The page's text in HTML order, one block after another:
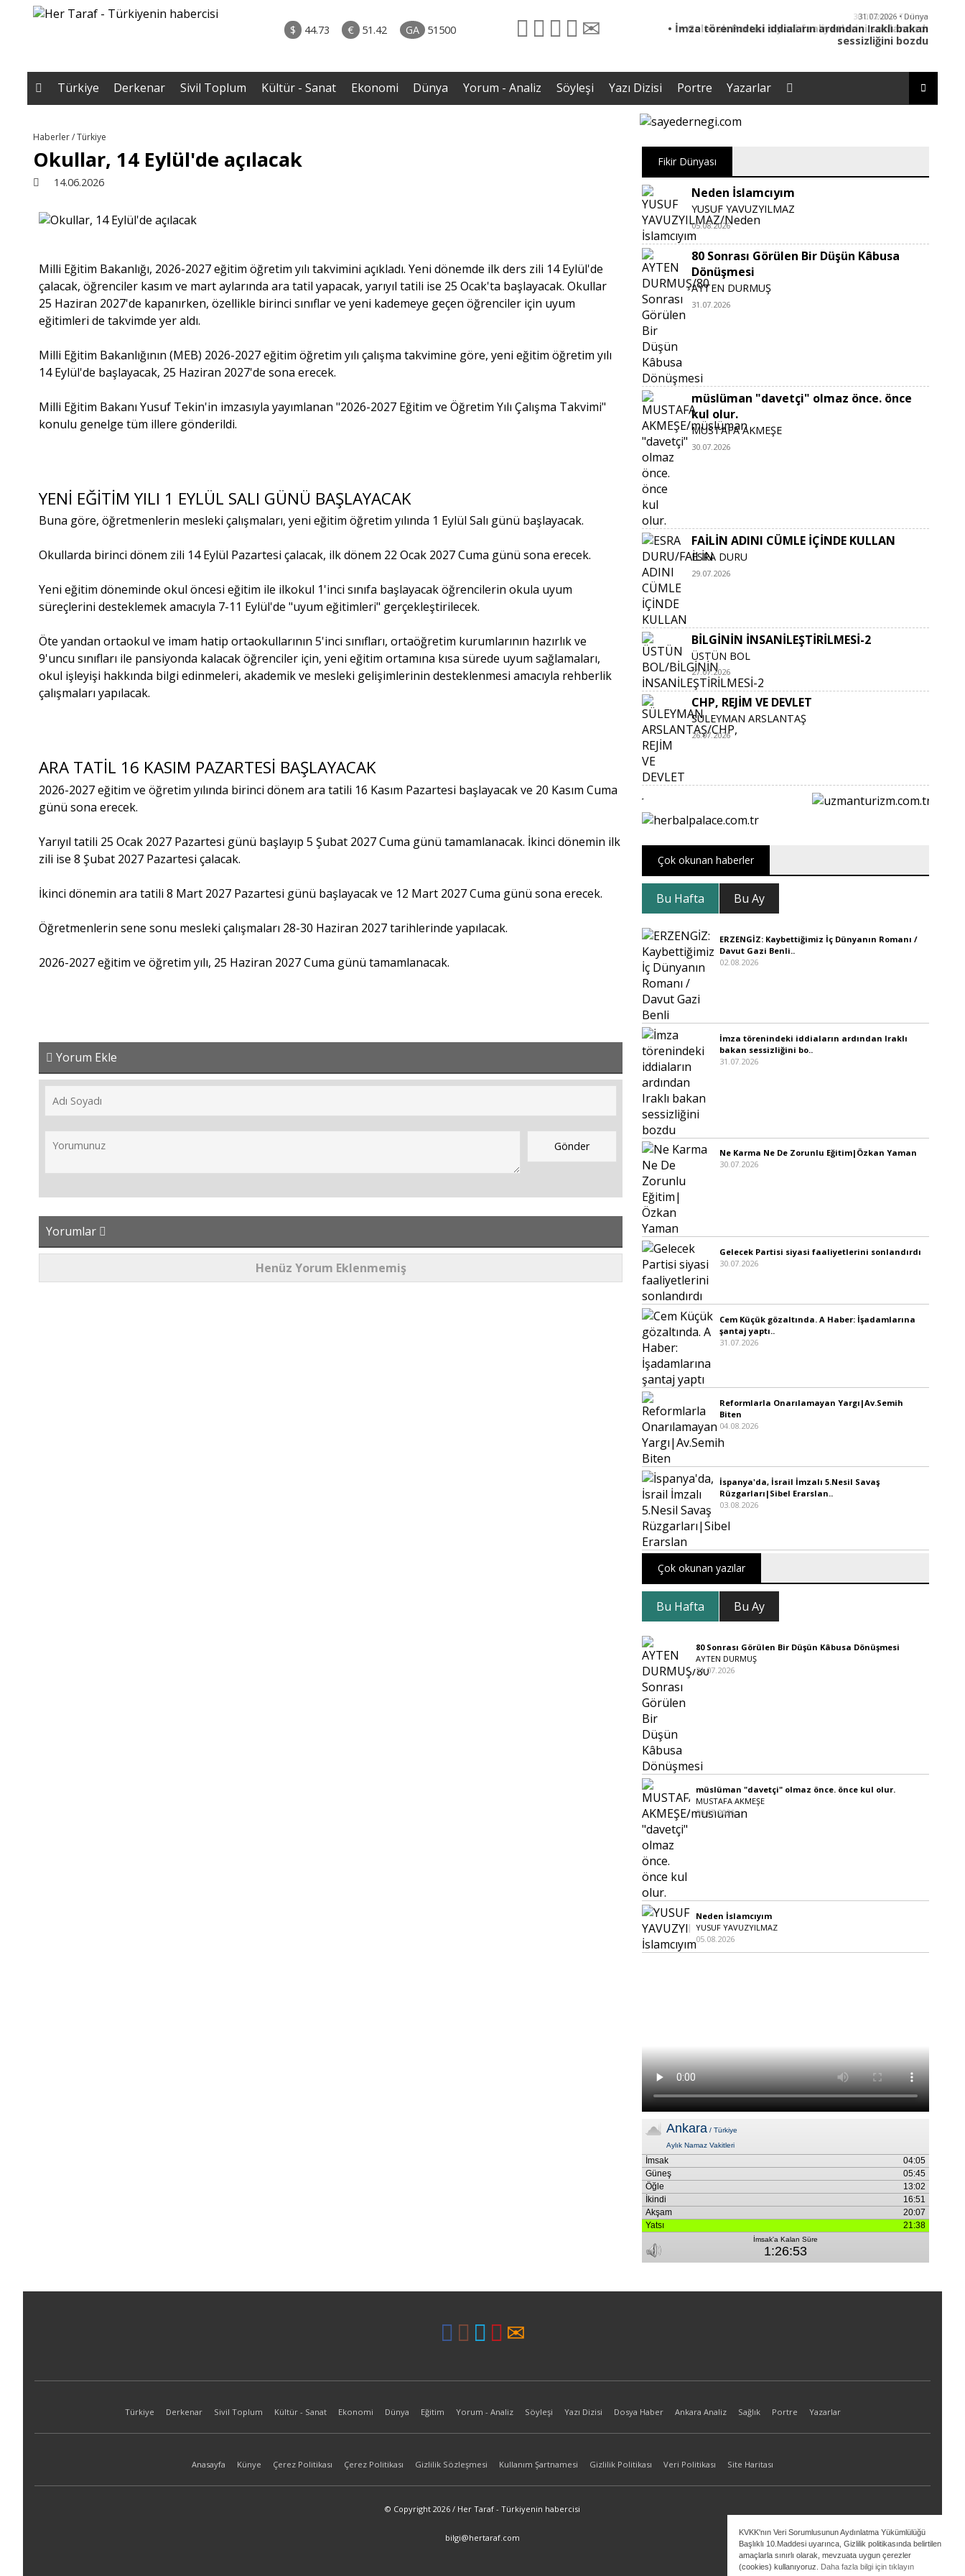
KVKK'nın Veri Sorumlusunun Aydınlatma Yükümlülüğü
Başlıklı 10.Maddesi uyarınca, Gizlilik politikasında belirtilen
amaçlarla sınırlı olarak, mevzuata uygun çerezler
(cookies) kullanıyoruz. Daha fazla bilgi için tıklayın
$ 44.73 € 51.42 GA 51500
- Analiz
• ERZENGİZ: Kaybettiğimiz İç Dünyanın Romanı / Davut
Gazi Benli
• İmza törenindeki iddiaların ardından Iraklı bakan
sessizliğini bozdu
30.07.2026 • Türkiye
• Gelecek Partisi siyasi faaliyetlerini sonlandırdı
Türkiye Derkenar Sivil Toplum Kültür - Sanat Ekonomi Dünya Yorum - Analiz Söyleşi Yazı Dizisi Portre Yazarlar
Haberler / Türkiye
Okullar, 14 Eylül'de açılacak
14.06.2026
Milli Eğitim Bakanlığı, 2026-2027 eğitim öğretim yılı takvimini açıkladı. Yeni dönemde ilk ders zili 14 Eylül'de
çalacak, öğrenciler kasım ve mart aylarında ara tatil yapacak, yarıyıl tatili ise 25 Ocak'ta başlayacak. Okullar
25 Haziran 2027'de kapanırken, özellikle birinci sınıflar ve yeni kademeye geçen öğrenciler için uyum
eğitimleri de takvimde yer aldı.
Milli Eğitim Bakanlığının (MEB) 2026-2027 eğitim öğretim yılı çalışma takvimine göre, yeni eğitim öğretim yılı
14 Eylül'de başlayacak, 25 Haziran 2027'de sona erecek.
Milli Eğitim Bakanı Yusuf Tekin'in imzasıyla yayımlanan "2026-2027 Eğitim ve Öğretim Yılı Çalışma Takvimi"
konulu genelge tüm illere gönderildi.
YENİ EĞİTİM YILI 1 EYLÜL SALI GÜNÜ BAŞLAYACAK
Buna göre, öğretmenlerin mesleki çalışmaları, yeni eğitim öğretim yılında 1 Eylül Salı günü başlayacak.
Okullarda birinci dönem zili 14 Eylül Pazartesi çalacak, ilk dönem 22 Ocak 2027 Cuma günü sona erecek.
Yeni eğitim döneminde okul öncesi eğitim ile ilkokul 1'inci sınıfa başlayacak öğrencilerin okula uyum
süreçlerini desteklemek amacıyla 7-11 Eylül'de "uyum eğitimleri" gerçekleştirilecek.
Öte yandan ortaokul ve imam hatip ortaokullarının 5'inci sınıfları, ortaöğretim kurumlarının hazırlık ve
9'uncu sınıfları ile pansiyonda kalacak öğrenciler için, yeni eğitim ortamına kısa sürede uyum sağlamaları,
okul işleyişi hakkında bilgi edinmeleri, akademik ve mesleki gelişimlerinin desteklenmesi amacıyla rehberlik
çalışmaları yapılacak.
ARA TATİL 16 KASIM PAZARTESİ BAŞLAYACAK
2026-2027 eğitim ve öğretim yılında birinci dönem ara tatili 16 Kasım Pazartesi başlayacak ve 20 Kasım Cuma
günü sona erecek.
Yarıyıl tatili 25 Ocak 2027 Pazartesi günü başlayıp 5 Şubat 2027 Cuma günü tamamlanacak. İkinci dönemin ilk
zili ise 8 Şubat 2027 Pazartesi çalacak.
İkinci dönemin ara tatili 8 Mart 2027 Pazartesi günü başlayacak ve 12 Mart 2027 Cuma günü sona erecek.
Öğretmenlerin sene sonu mesleki çalışmaları 28-30 Haziran 2027 tarihlerinde yapılacak.
2026-2027 eğitim ve öğretim yılı, 25 Haziran 2027 Cuma günü tamamlanacak.
Yorum Ekle
Yorumlar
Henüz Yorum Eklenmemiş
Fikir Dünyası
Neden İslamcıyım
YUSUF YAVUZYILMAZ
05.08.2026
80 Sonrası Görülen Bir Düşün Kâbusa
Dönüşmesi
AYTEN DURMUŞ
31.07.2026
müslüman "davetçi" olmaz önce. önce
kul olur.
MUSTAFA AKMEŞE
30.07.2026
FAİLİN ADINI CÜMLE İÇİNDE KULLAN
ESRA DURU
29.07.2026
BİLGİNİN İNSANİLEŞTİRİLMESİ-2
ÜSTÜN BOL
27.07.2026
CHP, REJİM VE DEVLET
SÜLEYMAN ARSLANTAŞ
26.07.2026
Çok okunan haberler
Bu Hafta Bu Ay
ERZENGİZ: Kaybettiğimiz İç Dünyanın Romanı /
Davut Gazi Benli..
02.08.2026
İmza törenindeki iddiaların ardından Iraklı
bakan sessizliğini bo..
31.07.2026
Ne Karma Ne De Zorunlu Eğitim|Özkan Yaman
30.07.2026
Gelecek Partisi siyasi faaliyetlerini sonlandırdı
30.07.2026
Cem Küçük gözaltında. A Haber: İşadamlarına
şantaj yaptı..
31.07.2026
Reformlarla Onarılamayan Yargı|Av.Semih
Biten
04.08.2026
İspanya'da, İsrail İmzalı 5.Nesil Savaş
Rüzgarları|Sibel Erarslan..
03.08.2026
Çok okunan yazılar
Bu Hafta Bu Ay
80 Sonrası Görülen Bir Düşün Kâbusa Dönüşmesi
AYTEN DURMUŞ
31.07.2026
müslüman "davetçi" olmaz önce. önce kul olur.
MUSTAFA AKMEŞE
30.07.2026
Neden İslamcıyım
YUSUF YAVUZYILMAZ
05.08.2026
Türkiye Derkenar Sivil Toplum Kültür - Sanat Ekonomi Dünya Eğitim Yorum - Analiz Söyleşi Yazı Dizisi Dosya Haber Ankara Analiz Sağlık Portre Yazarlar
Anasayfa Künye Çerez Politikası Çerez Politikası Gizlilik Sözleşmesi Kullanım Şartnamesi Gizlilik Politikası Veri Politikası Site Haritası
© Copyright 2026 / Her Taraf - Türkiyenin habercisi
bilgi@hertaraf.com